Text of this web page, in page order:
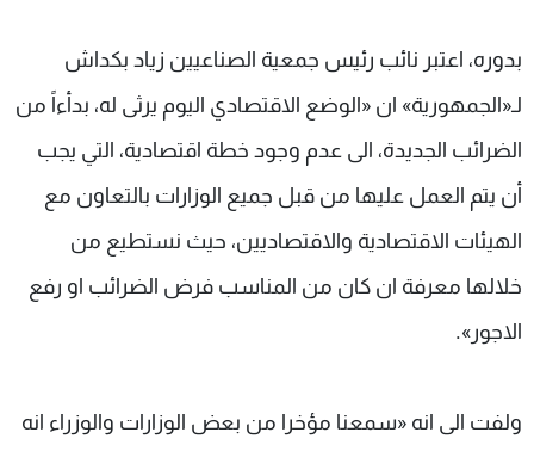
بدوره، اعتبر نائب رئيس جمعية الصناعيين زياد بكداش
لـ«الجمهورية» ان «الوضع الاقتصادي اليوم يرثى له، بدأءاً من
الضرائب الجديدة، الى عدم وجود خطة اقتصادية، التي يجب
أن يتم العمل عليها من قبل جميع الوزارات بالتعاون مع
الهيئات الاقتصادية والاقتصاديين، حيث نستطيع من
خلالها معرفة ان كان من المناسب فرض الضرائب او رفع
الاجور».
ولفت الى انه «سمعنا مؤخرا من بعض الوزارات والوزراء انه